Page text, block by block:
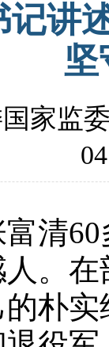
记讲
家监
清60
。
朴